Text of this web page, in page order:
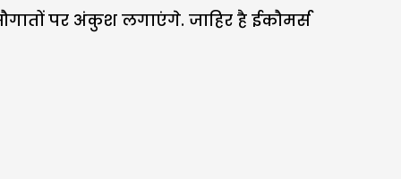
पर अंकुश लगाएंगे. जाहिर है ईकौमर्स